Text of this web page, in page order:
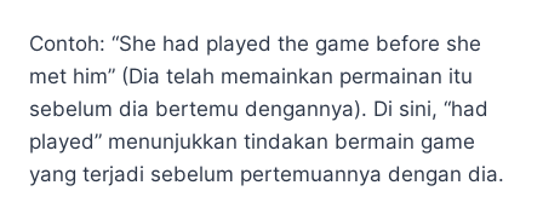
Contoh: “She had played the game before she
met him” (Dia telah memainkan permainan itu
sebelum dia bertemu dengannya). Di sini, “had
played” menunjukkan tindakan bermain game
yang terjadi sebelum pertemuannya dengan dia.